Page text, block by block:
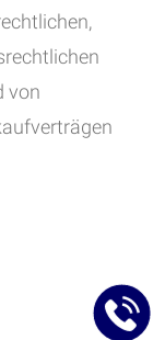
von